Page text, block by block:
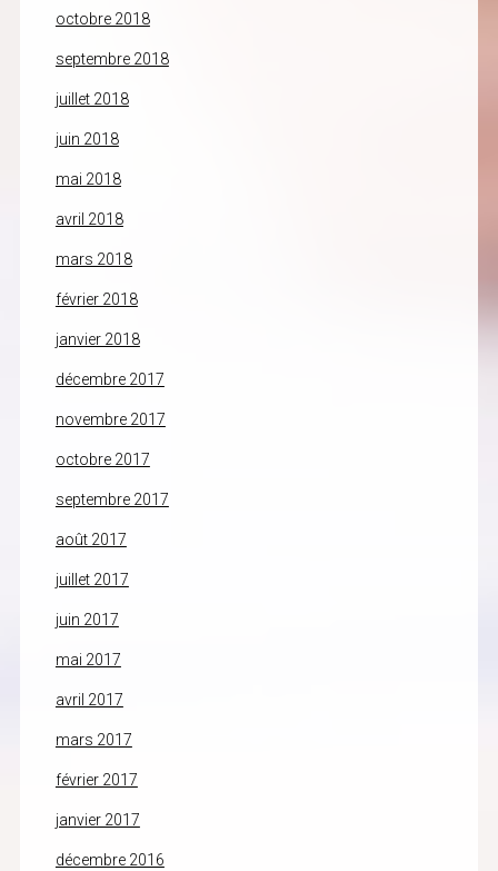
octobre 2018
septembre 2018
juillet 2018
juin 2018
mai 2018
avril 2018
mars 2018
février 2018
janvier 2018
décembre 2017
novembre 2017
octobre 2017
septembre 2017
août 2017
juillet 2017
juin 2017
mai 2017
avril 2017
mars 2017
février 2017
janvier 2017
décembre 2016